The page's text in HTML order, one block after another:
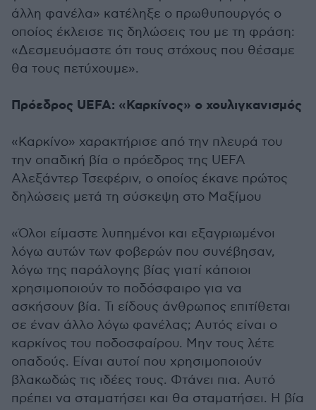
άλλη φανέλα» κατέληξε ο πρωθυπουργός ο
οποίος έκλεισε τις δηλώσεις του με τη φράση:
«Δεσμευόμαστε ότι τους στόχους που θέσαμε
θα τους πετύχουμε».
Πρόεδρος UEFA: «Καρκίνος» ο χουλιγκανισμός
«Καρκίνο» χαρακτήρισε από την πλευρά του
την οπαδική βία ο πρόεδρος της UEFA
Αλεξάντερ Τσεφέριν, ο οποίος έκανε πρώτος
δηλώσεις μετά τη σύσκεψη στο Μαξίμου
«Όλοι είμαστε λυπημένοι και εξαγριωμένοι
λόγω αυτών των φοβερών που συνέβησαν,
λόγω της παράλογης βίας γιατί κάποιοι
χρησιμοποιούν το ποδόσφαιρο για να
ασκήσουν βία. Τι είδους άνθρωπος επιτίθεται
σε έναν άλλο λόγω φανέλας; Αυτός είναι ο
καρκίνος του ποδοσφαίρου. Μην τους λέτε
οπαδούς. Είναι αυτοί που χρησιμοποιούν
βλακωδώς τις ιδέες τους. Φτάνει πια. Αυτό
πρέπει να σταματήσει και θα σταματήσει. Η βία